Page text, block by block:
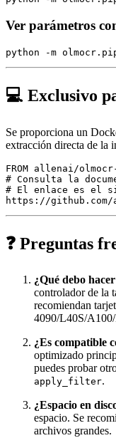
Ver parámetros
💻 Exclusivo
Se proporciona un
extracción directa de la
FROM allenai/
# Consulta la
# El enlace es el
❓ Preguntas
¿Qué debo
controlador de la
recomiendan
4090/L40S/
¿Es compatible
optimizado
puedes probar
apply_filter.
¿Espacio en
espacio. Se
archivos grandes.